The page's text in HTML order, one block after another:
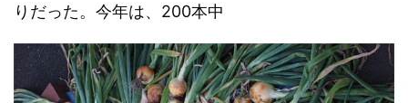
りだった。今年は、200本中